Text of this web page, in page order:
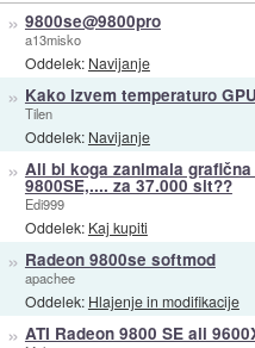
» 9800se@9800pro
a13misko
Oddelek: Navijanje
» Kako izvem temperaturo GPU
Tilen
Oddelek: Navijanje
» Ali bi koga zanimala grafična
9800SE,.... za 37.000 sit??
Edi999
Oddelek: Kaj kupiti
» Radeon 9800se softmod
apachee
Oddelek: Hlajenje in modifikacije
» ATI Radeon 9800 SE ali